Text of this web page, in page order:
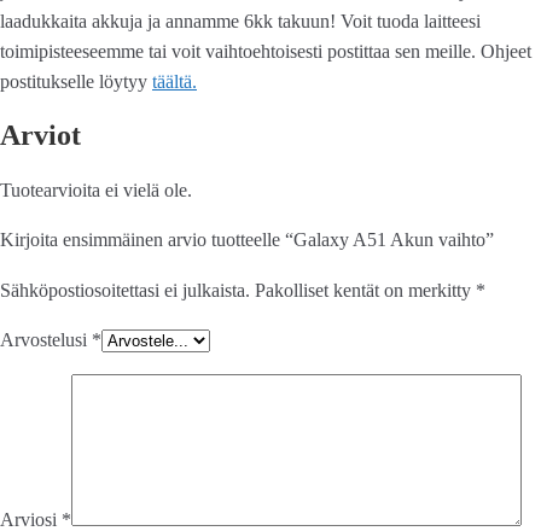
laadukkaita akkuja ja annamme 6kk takuun! Voit tuoda laitteesi
toimipisteeseemme tai voit vaihtoehtoisesti postittaa sen meille. Ohjeet
postitukselle löytyy täältä.
Arviot
Tuotearvioita ei vielä ole.
Kirjoita ensimmäinen arvio tuotteelle “Galaxy A51 Akun vaihto”
Sähköpostiosoitettasi ei julkaista. Pakolliset kentät on merkitty *
Arvostelusi *
Arviosi *